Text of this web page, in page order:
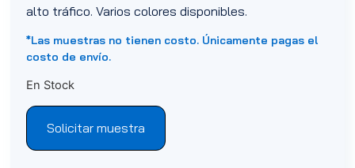
alto tráfico. Varios colores disponibles.
*Las muestras no tienen costo. Únicamente pagas el
costo de envío.
En Stock
Solicitar muestra